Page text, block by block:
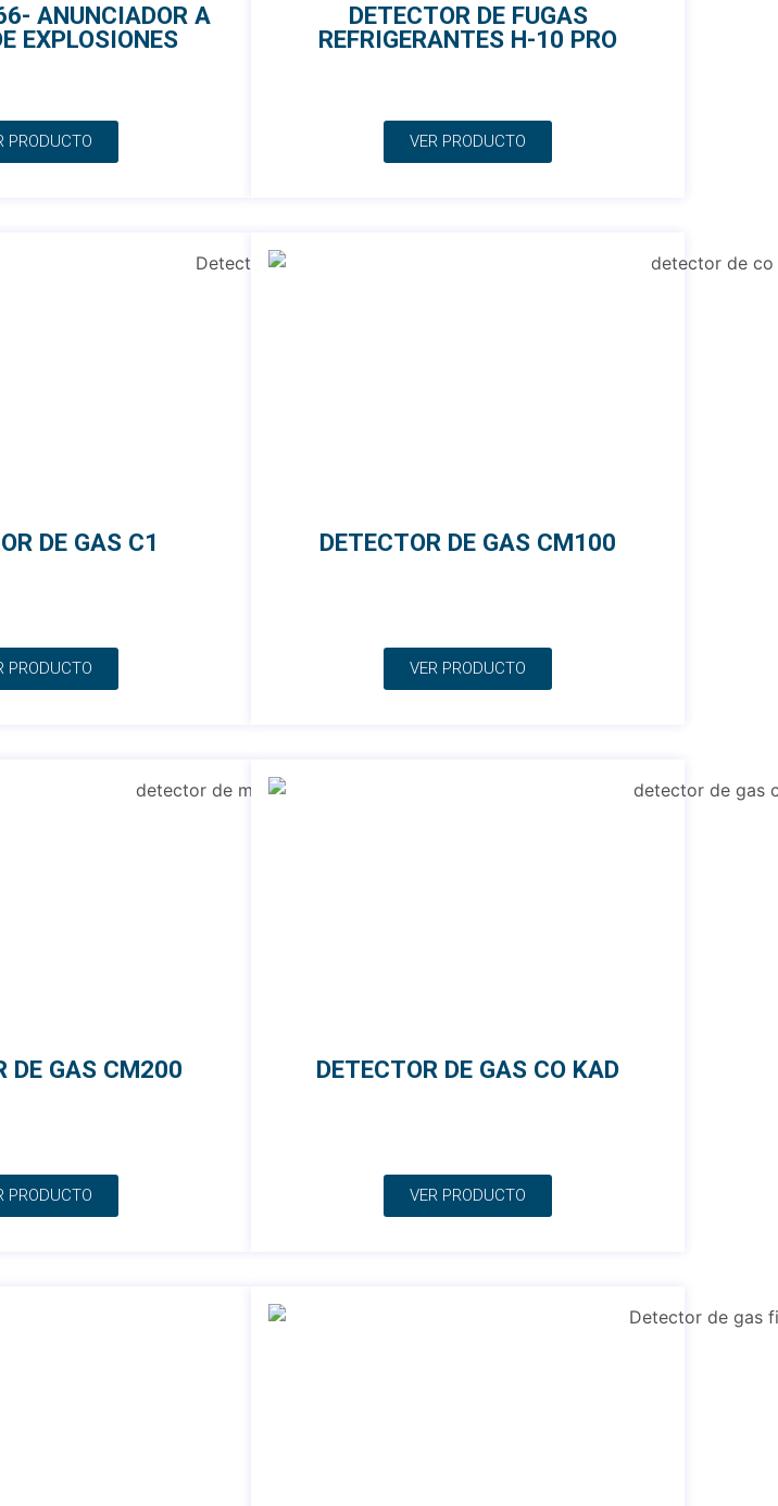
ANUNCIADOR A
EXPLOSIONES
PRODUCTO
DETECTOR DE FUGAS
REFRIGERANTES H-10 PRO
VER PRODUCTO
DE GAS C1
PRODUCTO
DETECTOR DE GAS CM100
VER PRODUCTO
DE GAS CM200
PRODUCTO
DETECTOR DE GAS CO KAD
VER PRODUCTO